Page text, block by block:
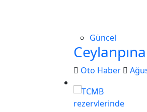
Güncel
Oto Haber